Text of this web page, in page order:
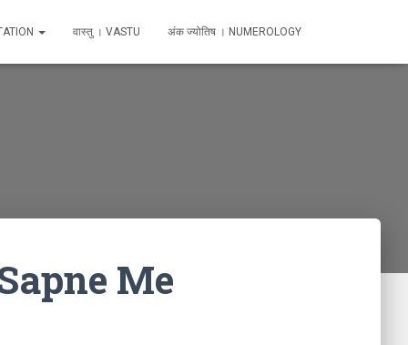
वास्तु । VASTU अंक ज्योतिष । NUMEROLOGY
Me